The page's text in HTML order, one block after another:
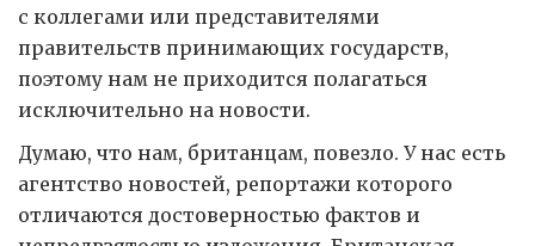
с коллегами или представителями
правительств принимающих государств,
поэтому нам не приходится полагаться
исключительно на новости.
Думаю, что нам, британцам, повезло. У нас есть
агентство новостей, репортажи которого
отличаются достоверностью фактов и